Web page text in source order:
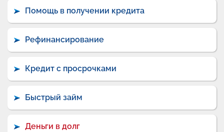
Помощь в получении кредита
Рефинансирование
Кредит с просрочками
Быстрый займ
Деньги в долг